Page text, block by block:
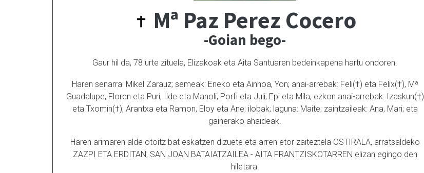
Mª Paz Perez Cocero
-Goian bego-
Gaur hil da, 78 urte zituela, Elizakoak eta Aita Santuaren bedeinkapena hartu ondoren.
Haren senarra: Mikel Zarauz; semeak: Eneko eta Ainhoa, Yon; anai-arrebak: Feli(†) eta Felix(†), Mª
Guadalupe, Floren eta Puri, Ilde eta Manoli, Porfi eta Juli, Epi eta Mila; ezkon anai-arrebak: Izaskun(†)
eta Txomin(†), Arantxa eta Ramon, Eloy eta Ane; ilobak; laguna: Maite; zaintzaileak: Ana, Mari; eta
gainerako ahaideak.
Haren arimaren alde otoitz bat eskatzen dizuete eta arren etor zaiteztela OSTIRALA, arratsaldeko
ZAZPI ETA ERDITAN, SAN JOAN BATAIATZAILEA - AITA FRANTZISKOTARREN elizan egingo den
hiletara.